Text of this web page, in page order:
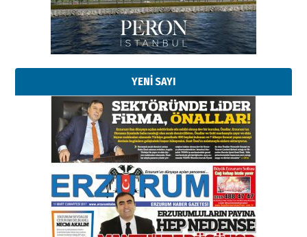
YENİ SAYI
Kadir SABUNCUOĞLU
Erzurumspor’un köşe taşları
29 Haziran 2026 Pazartesi
Kenan GÜLERCİ
Murat Şahsuvaroğlu ERKON’da
çıtayı yukarı taşırken,
yönetimdekiler aşağı
çekmemeli!
17 Şubat 2026 SalıOrhan BOZKURT
Bir fotoğraf, bir şehir, bir
gazeteci… Dizginler kimin
elinde?
31 Mart 2026 Salı
A. Berhan Yılmaz
BİR BÖLÜM DEĞİL, BİR ÖMÜR